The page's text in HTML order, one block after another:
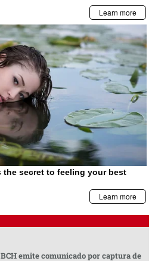
BCH emite comunicado por captura de